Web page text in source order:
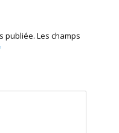
publiée. Les champs